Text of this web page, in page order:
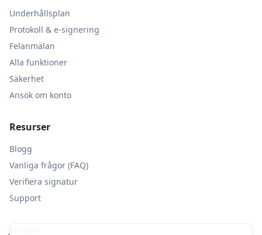
Underhållsplan
Protokoll & e-signering
Felanmälan
Alla funktioner
Säkerhet
Ansök om konto
Resurser
Blogg
Vanliga frågor (FAQ)
Verifiera signatur
Support
Juridik